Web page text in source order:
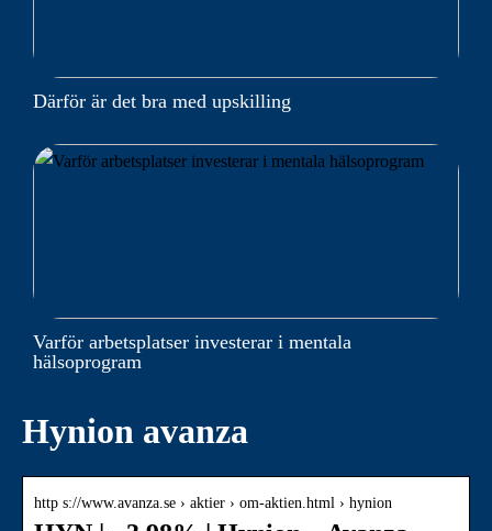
Därför är det bra med upskilling
Varför arbetsplatser investerar i mentala
hälsoprogram
Hynion avanza
http s://www.avanza.se › aktier › om-aktien.html › hynion